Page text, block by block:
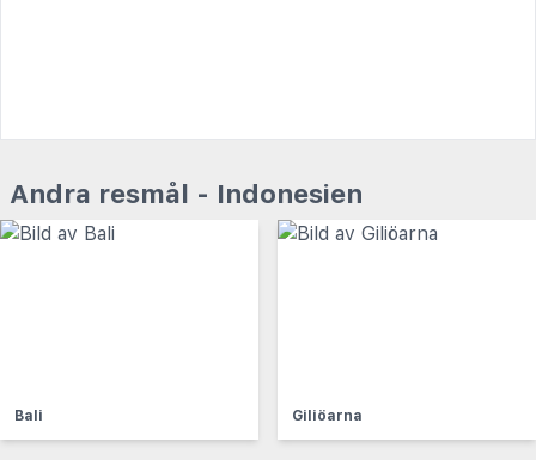
Andra resmål - Indonesien
Bali Giliöarna